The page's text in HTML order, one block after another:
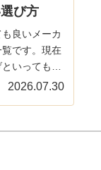
び方
良いメーカ
です。現在
いってもい
最初に行っ
2026.07.30